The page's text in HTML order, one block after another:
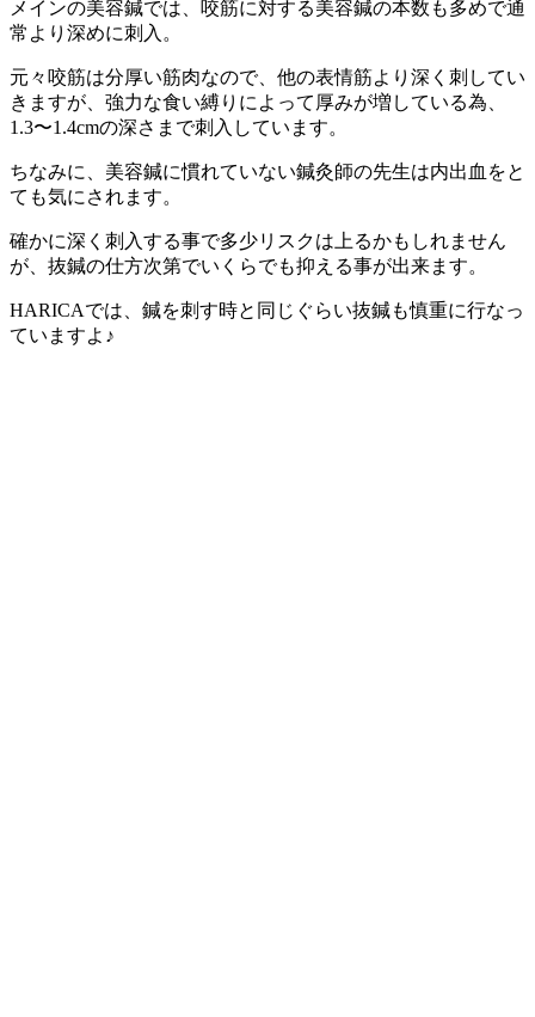
メインの美容鍼では、咬筋に対する美容鍼の本数も多めで通
常より深めに刺入。
元々咬筋は分厚い筋肉なので、他の表情筋より深く刺してい
きますが、強力な食い縛りによって厚みが増している為、
1.3〜1.4cmの深さまで刺入しています。
ちなみに、美容鍼に慣れていない鍼灸師の先生は内出血をと
ても気にされます。
確かに深く刺入する事で多少リスクは上るかもしれません
が、抜鍼の仕方次第でいくらでも抑える事が出来ます。
HARICAでは、鍼を刺す時と同じぐらい抜鍼も慎重に行なっ
ていますよ♪